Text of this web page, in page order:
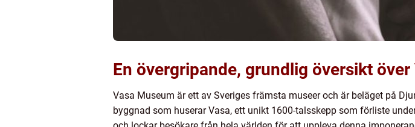
En övergripande, grundlig översikt över
Vasa Museum är ett av Sveriges främsta museer och är beläget på
byggnad som huserar Vasa, ett unikt 1600-talsskepp som förliste